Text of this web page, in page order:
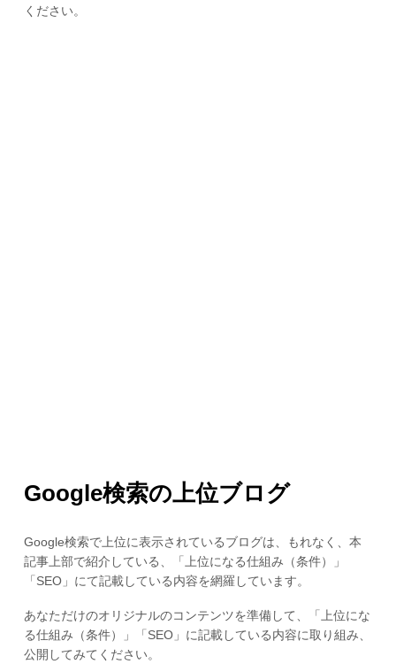
ください。
Google検索の上位ブログ
Google検索で上位に表示されているブログは、もれなく、本
記事上部で紹介している、「上位になる仕組み（条件）」
「SEO」にて記載している内容を網羅しています。
あなただけのオリジナルのコンテンツを準備して、「上位にな
る仕組み（条件）」「SEO」に記載している内容に取り組み、
公開してみてください。